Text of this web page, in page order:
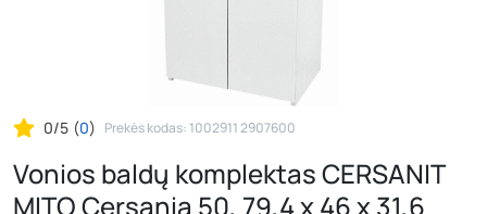
0/5 (0) Prekės kodas: 1002911 2907600
Vonios baldų komplektas CERSANIT
MITO Cersania 50, 79,4 x 46 x 31,6